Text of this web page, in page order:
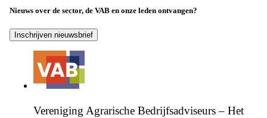
Nieuws over de sector, de VAB en onze leden ontvangen?
Inschrijven nieuwsbrief
Vereniging Agrarische Bedrijfsadviseurs – Het